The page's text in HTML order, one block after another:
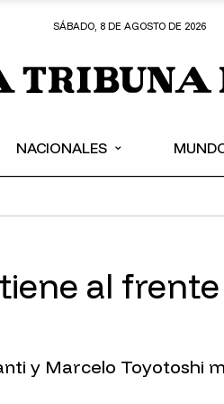
SÁBADO, 8 DE AGOSTO DE 2026
NACIONALES ⌄
al
y Marcelo Toyotoshi